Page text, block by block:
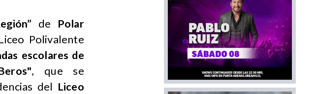
de Polar
Polivalente
escolares de
, que se
del Liceo